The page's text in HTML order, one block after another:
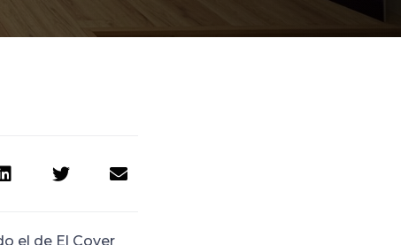
el de El Cover